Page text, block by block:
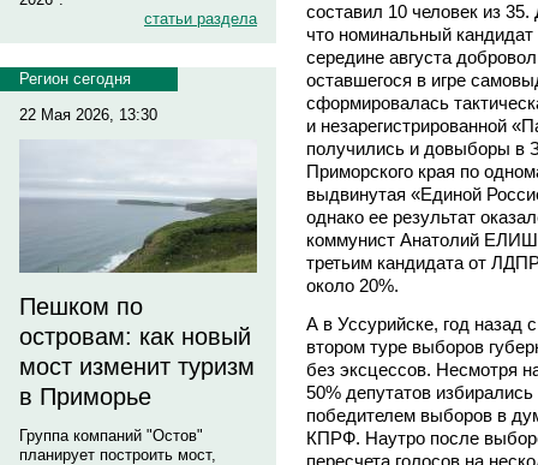
статьи раздела
Регион сегодня
22 Мая 2026, 13:30
Пешком по
островам: как новый
мост изменит туризм
в Приморье
Группа компаний "Остов"
планирует построить мост,
составил 10 человек из
что номинальный
середине августа
оставшегося в игре
сформировалась
и незарегистрированной
получились и довыборы в
Приморского края по
выдвинутая «Единой
однако ее результат
коммунист Анатолий
третьим кандидата от
около 20%.
А в Уссурийске, год назад
втором туре выборов
без эксцессов. Несмотря
50% депутатов
победителем выборов в
КПРФ. Наутро после
пересчета голосов на